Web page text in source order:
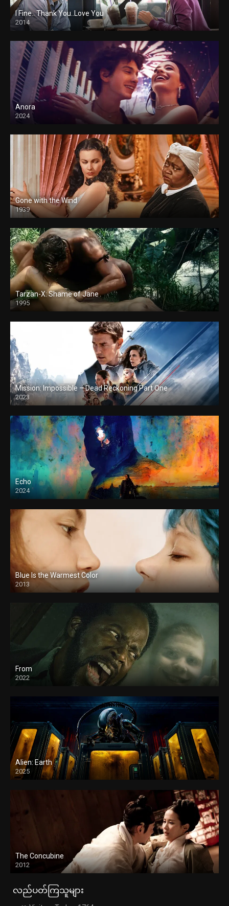
I Fine.. Thank You..Love You
2014
Anora
2024
Gone with the Wind
1939
Tarzan-X: Shame of Jane
1995
Mission: Impossible – Dead Reckoning Part One
2023
Echo
2024
Blue Is the Warmest Color
2013
From
2022
Alien: Earth
2025
The Concubine
2012
လည်ပတ်ကြသူများ